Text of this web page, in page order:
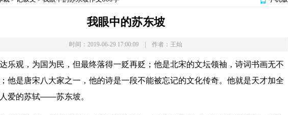
我眼中的苏东坡
时间：2019-06-29 17:00:09 | 作者：王灿
乐观，为国为民，但最终落得一贬再贬；他是北宋的文坛领袖，诗词书画无不
他是唐宋八大家之一，他的诗是一段不能被忘记的文化传奇。他就是天才加全
爱的苏轼——苏东坡。